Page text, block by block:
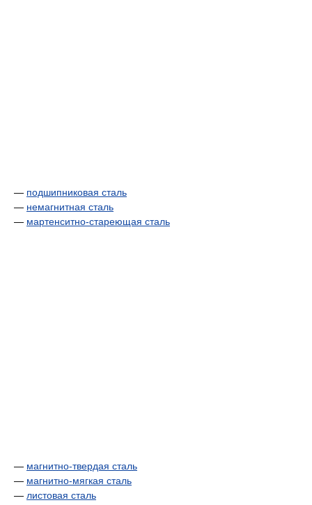
— подшипниковая сталь
— немагнитная сталь
— мартенситно-стареющая сталь
— магнитно-твердая сталь
— магнитно-мягкая сталь
— листовая сталь